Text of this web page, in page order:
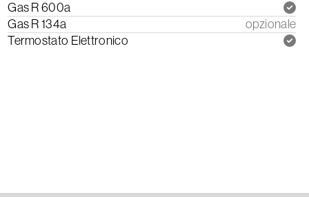
Gas R 600a
Gas R 134a
opzionale
Termostato Elettronico